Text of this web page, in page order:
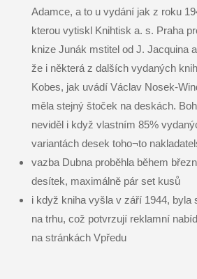
Adamce, a to u vydání jak z roku
kterou vytiskl Knihtisk a. s. Praha
knize Junák mstitel od J. Jacquina
že i některá z dalších vydaných
Kobes, jak uvádí Václav Nosek-
měla stejný štoček na deskách.
neviděl i když vlastním 85%
variantách desek toho¬to
vazba Dubna proběhla během
desítek, maximálně pár set kusů
i když kniha vyšla v září 1944, byla
na trhu, což potvrzují reklamní
na stránkách Vpředu